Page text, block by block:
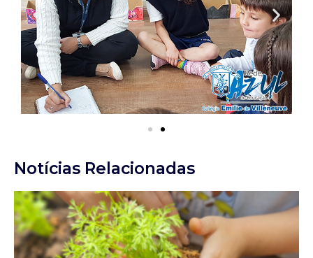
Notícias Relacionadas